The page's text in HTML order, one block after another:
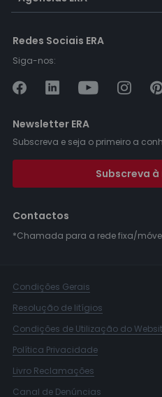
Redes Sociais ERA
Siga-nos:
Newsletter ERA
Subscreva e seja o primeiro a
Subscreva
Contactos
*Chamada para a rede fixa/
Condições Gerais
Resolução de litígios
Condições de Utilização do
Política Privacidade
Livro Reclamações
Canal de Denúncias